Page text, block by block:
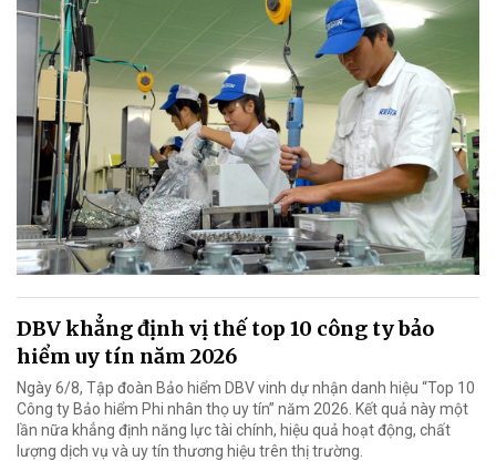
DBV khẳng định vị thế top 10 công ty bảo
hiểm uy tín năm 2026
Ngày 6/8, Tập đoàn Bảo hiểm DBV vinh dự nhận danh hiệu “Top 10
Công ty Bảo hiểm Phi nhân thọ uy tín” năm 2026. Kết quả này một
lần nữa khẳng định năng lực tài chính, hiệu quả hoạt động, chất
lượng dịch vụ và uy tín thương hiệu trên thị trường.